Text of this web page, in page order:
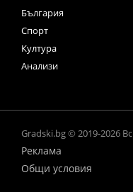
България
Спорт
Култура
Анализи
Gradski.bg © 2019-2026
Реклама
Общи условия